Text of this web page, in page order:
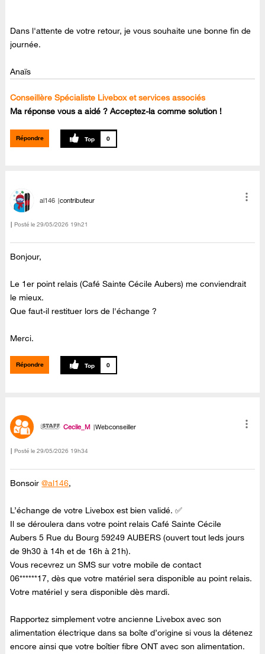
Dans l'attente de votre retour, je vous souhaite une bonne fin de
journée.
Anaïs
Conseillère Spécialiste Livebox et services associés
Ma réponse vous a aidé ? Acceptez-la comme solution !
Répondre 0
al146 contributeur
Posté le ‎29/05/2026 19h21
Bonjour,
Le 1er point relais (Café Sainte Cécile Aubers) me conviendrait
le mieux.
Que faut-il restituer lors de l'échange ?
Merci.
Répondre 0
Cecile_M Webconseiller
Posté le ‎29/05/2026 19h34
Bonsoir@al146,
L’échange de votre Livebox est bien validé. ✅
Il se déroulera dans votre point relais Café Sainte Cécile
Aubers 5 Rue du Bourg 59249 AUBERS (ouvert tout leds jours
de 9h30 à 14h et de 16h à 21h).
Vous recevrez un SMS sur votre mobile de contact
06******17, dès que votre matériel sera disponible au point relais.
Votre matériel y sera disponible dès mardi.
Rapportez simplement votre ancienne Livebox avec son
alimentation électrique dans sa boîte d’origine si vous la détenez
encore ainsi que votre boîtier fibre ONT avec son alimentation.